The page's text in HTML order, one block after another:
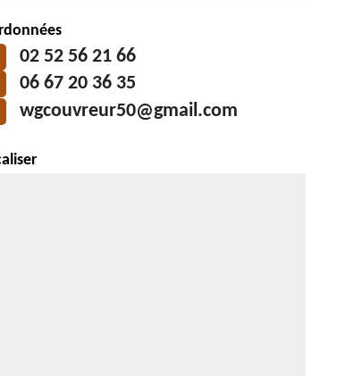
02 52 56 21 66
06 67 20 36 35
wgcouvreur50@gmail.com